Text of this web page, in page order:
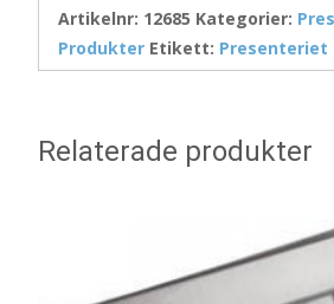
Artikelnr: 12685 Kategorier:
Produkter Etikett: Presenteriet
Relaterade produkter